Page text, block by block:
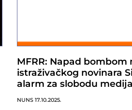
MFRR: Napad
istraživačkog novinara
alarm za slobodu
NUNS 17.10.2025.